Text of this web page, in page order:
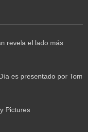
revela el lado más
es presentado por Tom
Pictures